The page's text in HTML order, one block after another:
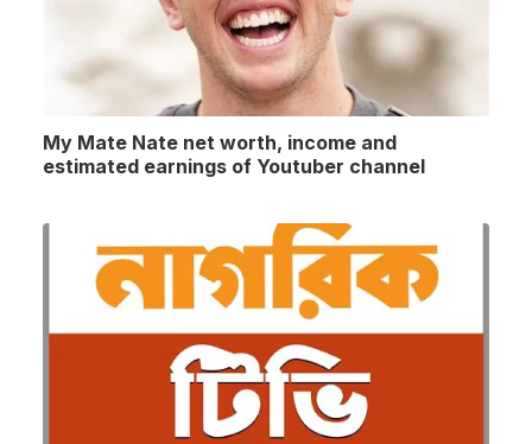
My Mate Nate net worth, income and
estimated earnings of Youtuber channel